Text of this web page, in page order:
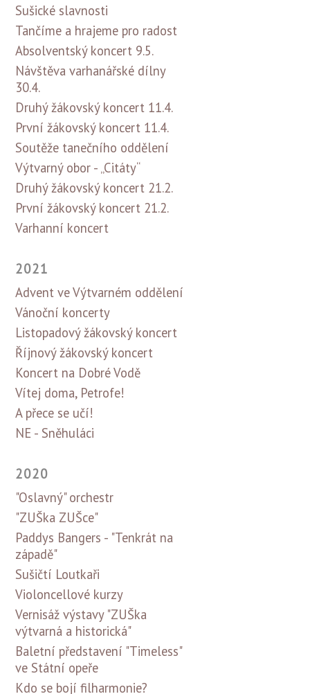
Sušické slavnosti
Tančíme a hrajeme pro radost
Absolventský koncert 9.5.
Návštěva varhanářské dílny
30.4.
Druhý žákovský koncert 11.4.
První žákovský koncert 11.4.
Soutěže tanečního oddělení
Výtvarný obor - „Citáty“
Druhý žákovský koncert 21.2.
První žákovský koncert 21.2.
Varhanní koncert
2021
Advent ve Výtvarném oddělení
Vánoční koncerty
Listopadový žákovský koncert
Říjnový žákovský koncert
Koncert na Dobré Vodě
Vítej doma, Petrofe!
A přece se učí!
NE - Sněhuláci
2020
"Oslavný" orchestr
"ZUŠka ZUŠce"
Paddys Bangers - "Tenkrát na
západě"
Sušičtí Loutkaři
Violoncellové kurzy
Vernisáž výstavy "ZUŠka
výtvarná a historická"
Baletní představení "Timeless"
ve Státní opeře
Kdo se bojí filharmonie?